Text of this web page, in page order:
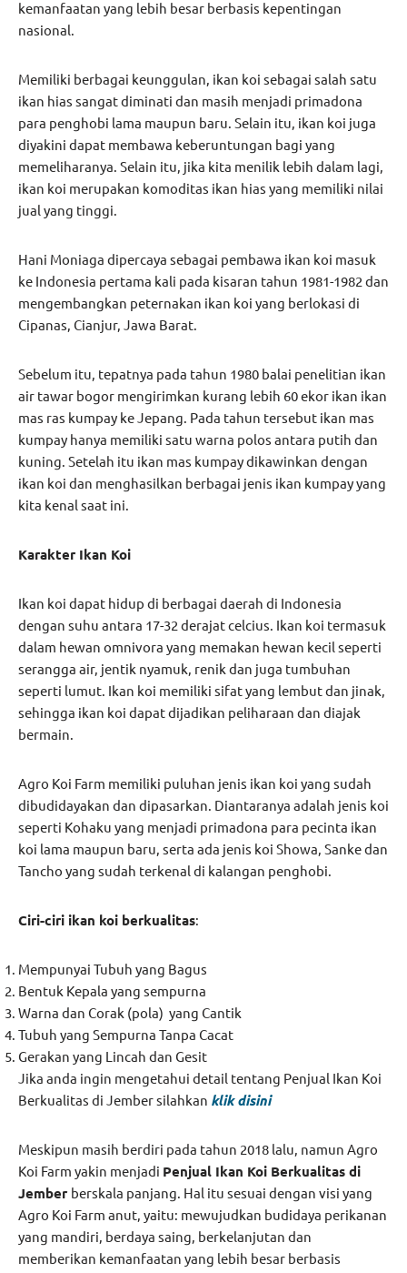
kemanfaatan yang lebih besar berbasis kepentingan
nasional.
Memiliki berbagai keunggulan, ikan koi sebagai salah satu
ikan hias sangat diminati dan masih menjadi primadona
para penghobi lama maupun baru. Selain itu, ikan koi juga
diyakini dapat membawa keberuntungan bagi yang
memeliharanya. Selain itu, jika kita menilik lebih dalam lagi,
ikan koi merupakan komoditas ikan hias yang memiliki nilai
jual yang tinggi.
Hani Moniaga dipercaya sebagai pembawa ikan koi masuk
ke Indonesia pertama kali pada kisaran tahun 1981-1982 dan
mengembangkan peternakan ikan koi yang berlokasi di
Cipanas, Cianjur, Jawa Barat.
Sebelum itu, tepatnya pada tahun 1980 balai penelitian ikan
air tawar bogor mengirimkan kurang lebih 60 ekor ikan ikan
mas ras kumpay ke Jepang. Pada tahun tersebut ikan mas
kumpay hanya memiliki satu warna polos antara putih dan
kuning. Setelah itu ikan mas kumpay dikawinkan dengan
ikan koi dan menghasilkan berbagai jenis ikan kumpay yang
kita kenal saat ini.
Karakter Ikan Koi
Ikan koi dapat hidup di berbagai daerah di Indonesia
dengan suhu antara 17-32 derajat celcius. Ikan koi termasuk
dalam hewan omnivora yang memakan hewan kecil seperti
serangga air, jentik nyamuk, renik dan juga tumbuhan
seperti lumut. Ikan koi memiliki sifat yang lembut dan jinak,
sehingga ikan koi dapat dijadikan peliharaan dan diajak
bermain.
Agro Koi Farm memiliki puluhan jenis ikan koi yang sudah
dibudidayakan dan dipasarkan. Diantaranya adalah jenis koi
seperti Kohaku yang menjadi primadona para pecinta ikan
koi lama maupun baru, serta ada jenis koi Showa, Sanke dan
Tancho yang sudah terkenal di kalangan penghobi.
Ciri-ciri ikan koi berkualitas:
Mempunyai Tubuh yang Bagus
Bentuk Kepala yang sempurna
Warna dan Corak (pola) yang Cantik
Tubuh yang Sempurna Tanpa Cacat
Gerakan yang Lincah dan Gesit
Jika anda ingin mengetahui detail tentang Penjual Ikan Koi
Berkualitas di Jember silahkan klik disini
Meskipun masih berdiri pada tahun 2018 lalu, namun Agro
Koi Farm yakin menjadi Penjual Ikan Koi Berkualitas di
Jember berskala panjang. Hal itu sesuai dengan visi yang
Agro Koi Farm anut, yaitu: mewujudkan budidaya perikanan
yang mandiri, berdaya saing, berkelanjutan dan
memberikan kemanfaatan yang lebih besar berbasis